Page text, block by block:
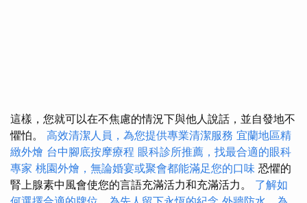
這樣，您就可以在不焦慮的情況下與他人說話，並自發地不
懼怕。 高效清潔人員，為您提供專業清潔服務 宜蘭地區精
緻外燴 台中腳底按摩療程 眼科診所推薦，找最合適的眼科
專家 桃園外燴，無論婚宴或聚會都能滿足您的口味 恐懼的
腎上腺素中風會使您的言語充滿活力和充滿活力。 了解如